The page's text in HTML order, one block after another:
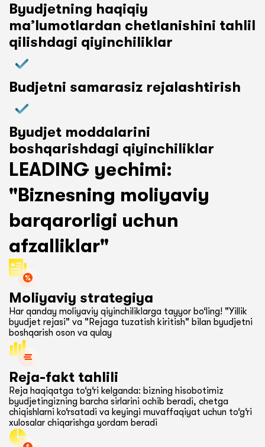
Byudjetning haqiqiy
ma’lumotlardan chetlanishini tahlil
qilishdagi qiyinchiliklar
Budjetni samarasiz rejalashtirish
Byudjet moddalarini
boshqarishdagi qiyinchiliklar
LEADING yechimi:
"Biznesning moliyaviy
barqarorligi uchun
afzalliklar"
Moliyaviy strategiya
Har qanday moliyaviy qiyinchiliklarga tayyor bo‘ling! "Yillik
byudjet rejasi" va "Rejaga tuzatish kiritish" bilan byudjetni
boshqarish oson va qulay
Reja-fakt tahlili
Reja haqiqatga to‘g‘ri kelganda: bizning hisobotimiz
byudjetingizning barcha sirlarini ochib beradi, chetga
chiqishlarni ko‘rsatadi va keyingi muvaffaqiyat uchun to‘g‘ri
xulosalar chiqarishga yordam beradi